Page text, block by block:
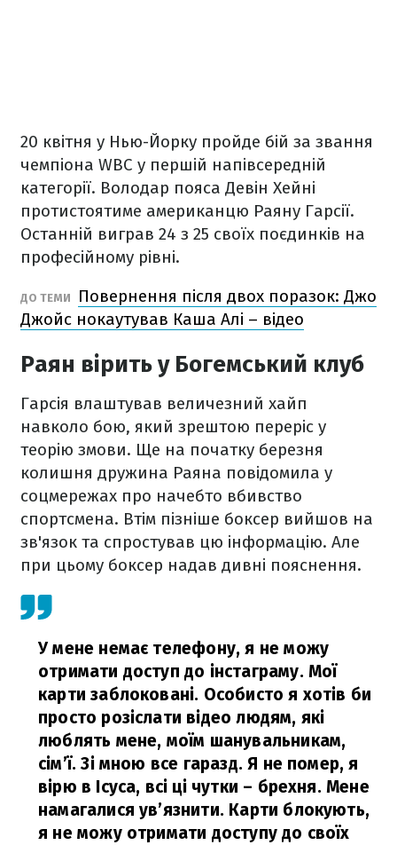
20 квітня у Нью-Йорку пройде бій за звання
чемпіона WBC у першій напівсередній
категорії. Володар пояса Девін Хейні
протистоятиме американцю Раяну Гарсії.
Останній виграв 24 з 25 своїх поєдинків на
професійному рівні.
ДО ТЕМИ
Повернення після двох поразок: Джо
Джойс нокаутував Каша Алі – відео
Раян вірить у Богемський клуб
Гарсія влаштував величезний хайп
навколо бою, який зрештою переріс у
теорію змови. Ще на початку березня
колишня дружина Раяна повідомила у
соцмережах про начебто вбивство
спортсмена. Втім пізніше боксер вийшов на
зв'язок та спростував цю інформацію. Але
при цьому боксер надав дивні пояснення.
У мене немає телефону, я не можу
отримати доступ до інстаграму. Мої
карти заблоковані. Особисто я хотів би
просто розіслати відео людям, які
люблять мене, моїм шанувальникам,
сім’ї. Зі мною все гаразд. Я не помер, я
вірю в Ісуса, всі ці чутки – брехня. Мене
намагалися ув’язнити. Карти блокують,
я не можу отримати доступу до своїх